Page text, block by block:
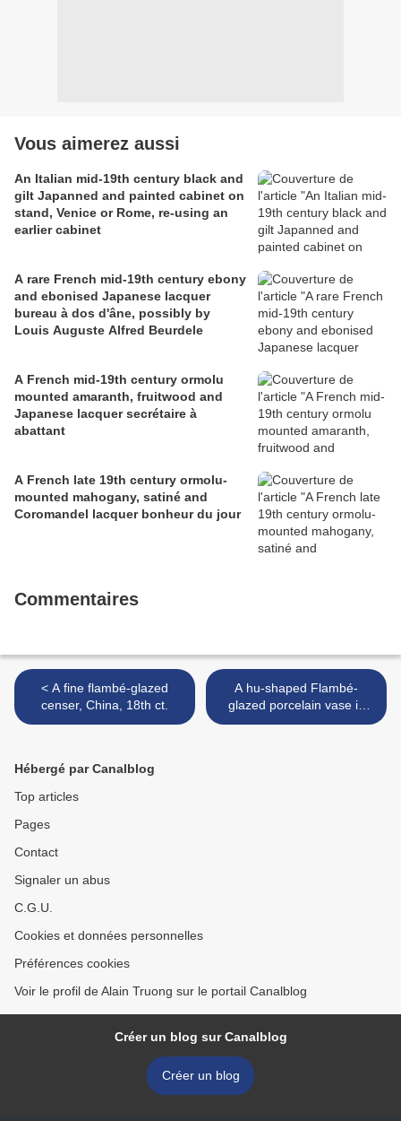
Vous aimerez aussi
An Italian mid-19th century black and
gilt Japanned and painted cabinet on
stand, Venice or Rome, re-using an
earlier cabinet
A rare French mid-19th century ebony
and ebonised Japanese lacquer
bureau à dos d'âne, possibly by
Louis Auguste Alfred Beurdele
A French mid-19th century ormolu
mounted amaranth, fruitwood and
Japanese lacquer secrétaire à
abattant
A French late 19th century ormolu-
mounted mahogany, satiné and
Coromandel lacquer bonheur du jour
Commentaires
< A fine flambé-glazed
censer, China, 18th ct.
A hu-shaped Flambé-
glazed porcelain vase in
archaic style, China, 18th-
Hébergé par Canalblog
Top articles
Pages
Contact
Signaler un abus
C.G.U.
Cookies et données personnelles
Préférences cookies
Voir le profil de Alain Truong sur le portail Canalblog
Créer un blog sur Canalblog
Créer un blog